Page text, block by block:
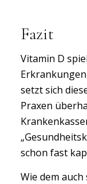
Fazit
Vitamin D
setzt sich
Praxen
schon fast
Wie dem auch